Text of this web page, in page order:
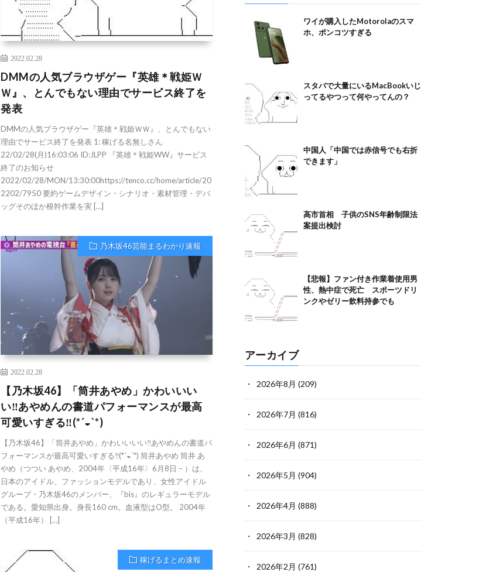
2022.02.28
DMMの人気ブラウザゲー『英雄＊戦姫Ｗ
Ｗ』、とんでもない理由でサービス終了を
発表
DMMの人気ブラウザゲー『英雄＊戦姫ＷＷ』、とんでもない
理由でサービス終了を発表 1: 稼げる名無しさん
22/02/28(月)16:03:06 ID:JLPP 『英雄＊戦姫WW』サービス
終了のお知らせ
2022/02/28/MON/13:30:00https://tenco.cc/home/article/20
2202/7950 要約ゲームデザイン・シナリオ・素材管理・デバ
ッグそのほか根幹作業を実 […]
乃木坂46芸能まるわかり速報
2022.02.28
【乃木坂46】「筒井あやめ」かわいいい
い‼︎あやめんの書道パフォーマンスが最高
可愛いすぎる‼︎(*´◒`*)
【乃木坂46】「筒井あやめ」かわいいいい‼︎あやめんの書道パ
フォーマンスが最高可愛いすぎる‼︎(*´◒`*) 筒井あやめ 筒井 あ
やめ（つつい あやめ、2004年〈平成16年〉6月8日 – ）は、
日本のアイドル、ファッションモデルであり、女性アイドル
グループ・乃木坂46のメンバー、『bis』のレギュラーモデル
である。愛知県出身。身長160 cm。血液型はO型。 2004年
（平成16年） […]
稼げるまとめ速報
ワイが購入したMotorolaのスマ
ホ、ポンコツすぎる
スタバで大量にいるMacBookいじ
ってるやつって何やってんの？
中国人「中国では赤信号でも右折
できます」
高市首相 子供のSNS年齢制限法
案提出検討
【悲報】ファン付き作業着使用男
性、熱中症で死亡 スポーツドリ
ンクやゼリー飲料持参でも
アーカイブ
2026年8月 (209)
2026年7月 (816)
2026年6月 (871)
2026年5月 (904)
2026年4月 (888)
2026年3月 (828)
2026年2月 (761)